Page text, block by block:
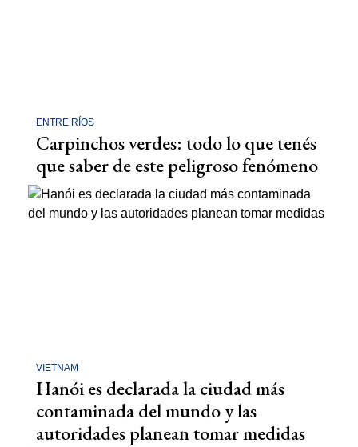
ENTRE RÍOS
Carpinchos verdes: todo lo que tenés
que saber de este peligroso fenómeno
VIETNAM
Hanói es declarada la ciudad más
contaminada del mundo y las
autoridades planean tomar medidas